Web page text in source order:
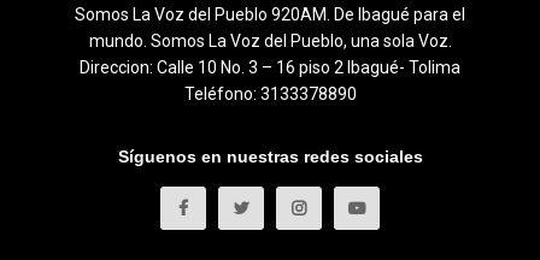
Somos La Voz del Pueblo 920AM. De Ibagué para el
mundo. Somos La Voz del Pueblo, una sola Voz.
Direccion: Calle 10 No. 3 – 16 piso 2 Ibagué- Tolima
Teléfono: 3133378890
Síguenos en nuestras redes sociales